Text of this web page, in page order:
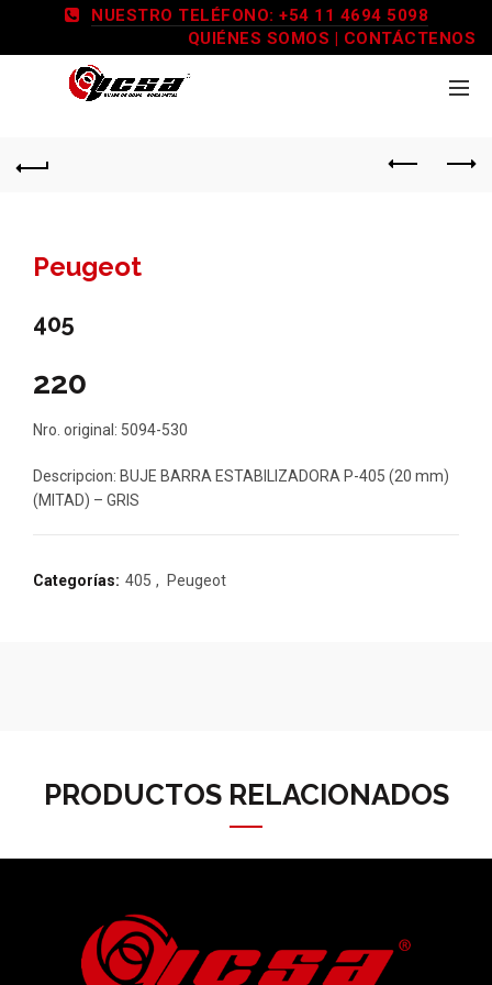
NUESTRO TELÉFONO: +54 11 4694 5098
QUIÉNES SOMOS | CONTÁCTENOS
Peugeot
405
220
Nro. original: 5094-530
Descripcion: BUJE BARRA ESTABILIZADORA P-405 (20 mm)
(MITAD) – GRIS
Categorías: 405 , Peugeot
PRODUCTOS RELACIONADOS